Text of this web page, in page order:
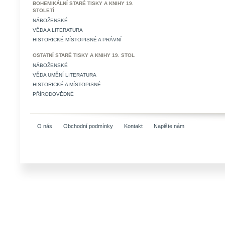
BOHEMIKÁLNÍ STARÉ TISKY A KNIHY 19.
STOLETÍ
NÁBOŽENSKÉ
VĚDA A LITERATURA
HISTORICKÉ MÍSTOPISNÉ A PRÁVNÍ
OSTATNÍ STARÉ TISKY A KNIHY 19. STOL
NÁBOŽENSKÉ
VĚDA UMĚNÍ LITERATURA
HISTORICKÉ A MÍSTOPISNÉ
PŘÍRODOVĚDNÉ
O nás Obchodní podmínky Kontakt Napište nám